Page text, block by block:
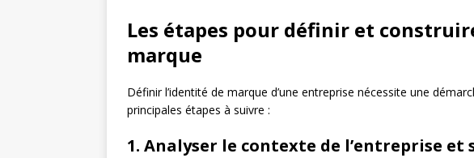
Les étapes pour définir et
marque
Définir l’identité de marque d’une entreprise nécessite une
principales étapes à suivre :
1. Analyser le contexte de l’entreprise et